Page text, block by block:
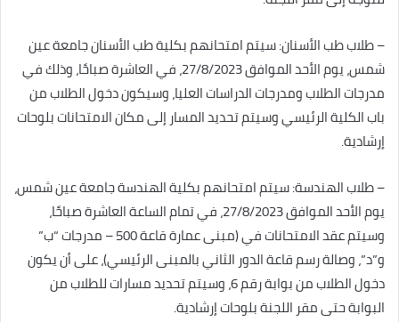
– طلاب طب الأسنان: سيتم امتحانهم بكلية طب الأسنان جامعة عين
شمس، يوم الأحد الموافق 27/8/2023، في العاشرة صباحًا، وذلك في
مدرجات الطلاب ومدرجات الدراسات العليا، وسيكون دخول الطلاب من
باب الكلية الرئيسي وسيتم تحديد المسار إلى مكان الامتحانات بلوحات
إرشادية.
– طلاب الهندسة: سيتم امتحانهم بكلية الهندسة جامعة عين شمس،
يوم الأحد الموافق 27/8/2023، في تمام الساعة العاشرة صباحًا،
وسيتم عقد الامتحانات في (مبنى عمارة قاعة 500 – مدرجات “ب”
و”د”، وصالة رسم قاعة الدور الثاني بالمبنى الرئيسي)، على أن يكون
دخول الطلاب من بوابة رقم 6، وسيتم تحديد مسارات للطلاب من
البوابة حتى مقر اللجنة بلوحات إرشادية.